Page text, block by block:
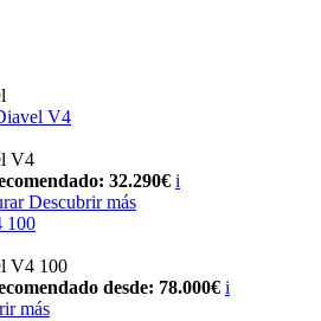
V4
V4
32.290€ i
Descubrir más
100
V4 100
desde: 78.000€ i
más